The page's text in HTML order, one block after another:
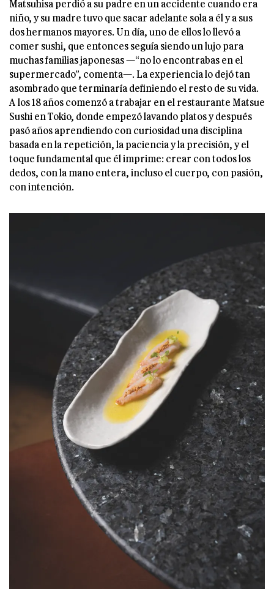
Matsuhisa perdió a su padre en un accidente cuando era
niño, y su madre tuvo que sacar adelante sola a él y a sus
dos hermanos mayores. Un día, uno de ellos lo llevó a
comer sushi, que entonces seguía siendo un lujo para
muchas familias japonesas —“no lo encontrabas en el
supermercado”, comenta—. La experiencia lo dejó tan
asombrado que terminaría definiendo el resto de su vida.
A los 18 años comenzó a trabajar en el restaurante Matsue
Sushi en Tokio, donde empezó lavando platos y después
pasó años aprendiendo con curiosidad una disciplina
basada en la repetición, la paciencia y la precisión, y el
toque fundamental que él imprime: crear con todos los
dedos, con la mano entera, incluso el cuerpo, con pasión,
con intención.